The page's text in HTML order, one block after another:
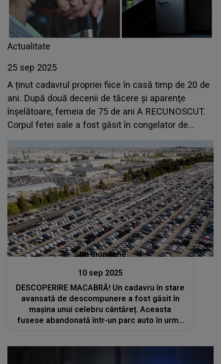
Actualitate
25 sep 2025
A ținut cadavrul propriei fiice în casă timp de 20 de
ani. După două decenii de tăcere şi aparenţe
înşelătoare, femeia de 75 de ani A RECUNOSCUT.
Corpul fetei sale a fost găsit în congelator de
anchetatori. Ce le-a declarat polițiștilor e
HALUCINANT
Stiri mondene
10 sep 2025
DESCOPERIRE MACABRĂ! Un cadavru în stare
avansată de descompunere a fost găsit în
mașina unui celebru cântăreț. Aceasta
fusese abandonată într-un parc auto în urmă